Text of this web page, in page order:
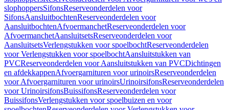
slophoppersSifonsReserveonderdelen voor
SifonsAansluitbochtenReserveonderdelen voor
AansluitbochtenAfvoermanchetReserveonderdelen voor
AfvoermanchetAansluitsetsReserveonderdelen voor
AansluitsetsVerlengstukken voor spoelbochtReserveonderdelen
voor Verlengstukken voor spoelbochtAansluitstukken van
PVCReserveonderdelen voor Aansluitstukken van PVCDichtingen
en afdekkappenAfvoergarnituren voor urinoirsReserveonderdelen
voor Afvoergarnituren voor urinoirsUrinoirsifonsReserveonderdelen
voor UrinoirsifonsBuissifonsReserveonderdelen voor
BuissifonsVerlengstukken voor spoelbuizen en voor